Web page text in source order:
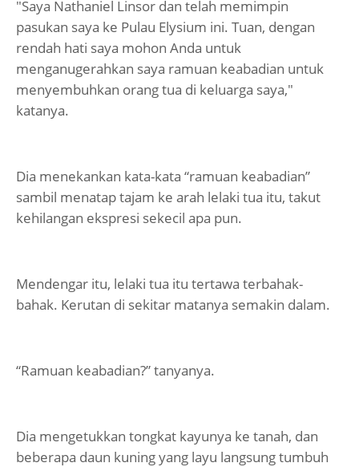
"Saya Nathaniel Linsor dan telah memimpin
pasukan saya ke Pulau Elysium ini. Tuan, dengan
rendah hati saya mohon Anda untuk
menganugerahkan saya ramuan keabadian untuk
menyembuhkan orang tua di keluarga saya,"
katanya.
Dia menekankan kata-kata “ramuan keabadian”
sambil menatap tajam ke arah lelaki tua itu, takut
kehilangan ekspresi sekecil apa pun.
Mendengar itu, lelaki tua itu tertawa terbahak-
bahak. Kerutan di sekitar matanya semakin dalam.
“Ramuan keabadian?” tanyanya.
Dia mengetukkan tongkat kayunya ke tanah, dan
beberapa daun kuning yang layu langsung tumbuh